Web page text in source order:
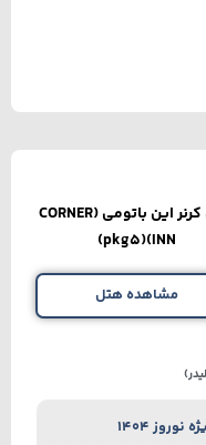
هتل کرنر این باتومی (CORNER
INN)(pkg5)
مشاهده هتل
1404